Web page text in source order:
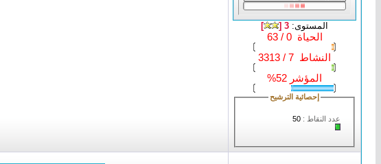
المستوى: 3 [
]
الحياة 0 / 63
النشاط 7 / 3313
المؤشر 52%
إحصائية الترشيح
عدد النقاط :50